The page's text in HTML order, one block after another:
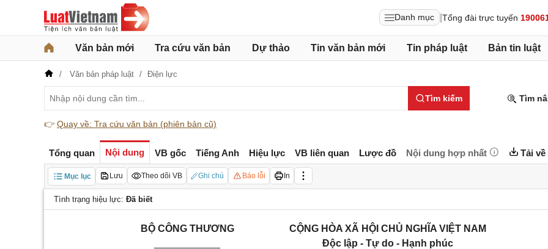
Danh mục Tổng đài trực tuyến
Văn bản mới Tra cứu văn bản Dự thảo Tin văn bản mới Tin pháp luật Bản tin luật
Văn bản pháp luật Điện lực
Tìm kiếm Tìm
👉 Quay về: Tra cứu văn bản (phiên bản cũ)
Tổng quan Nội dung VB gốc Tiếng Anh Hiệu lực VB liên quan Lược đồ Nội dung hợp nhất Tải về
Mục lục Lưu Theo dõi VB Ghi chú Báo lỗi In
Tình trạng hiệu lực: Đã biết
BỘ CÔNG THƯƠNG
CỘNG HÒA XÃ HỘI CHỦ NGHĨA VIỆT NAM
Độc lập - Tự do - Hạnh phúc